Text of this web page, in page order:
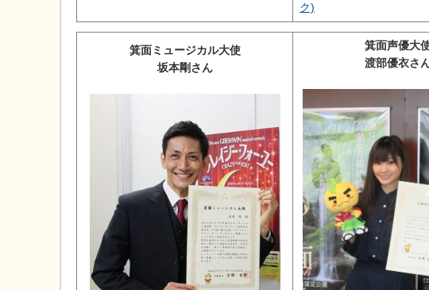
ク)
箕面ミュージカル大使
坂本剛さん
箕面声優大
渡部優衣さ